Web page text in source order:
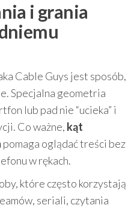
i grania
Cable Guys jest sposób,
Specjalna geometria
lub pad nie “ucieka” i
Co ważne, kąt
pomaga oglądać treści bez
w rękach.
które często korzystają
seriali, czytania